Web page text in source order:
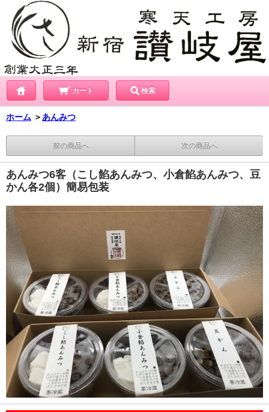
カート 検索
ホーム ＞ あんみつ
前の商品へ 次の商品へ
あんみつ6客（こし餡あんみつ、小倉餡あんみつ、豆
かん各2個）簡易包装